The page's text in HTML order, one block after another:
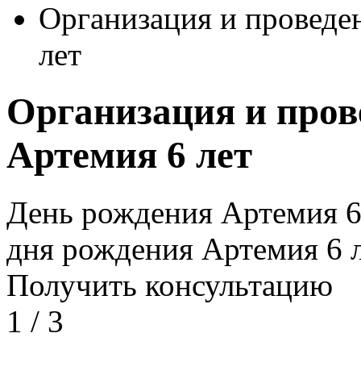
Организация и
лет
Организация и
Артемия 6 лет
День рождения Артемия
дня рождения Артемия 6
Получить консультацию
1 / 3